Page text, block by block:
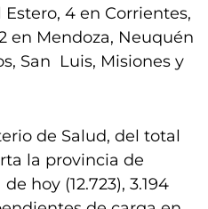
4 en Corrientes,
en Mendoza, Neuquén
San Luis, Misiones y
de Salud, del total
la provincia de
hoy (12.723), 3.194